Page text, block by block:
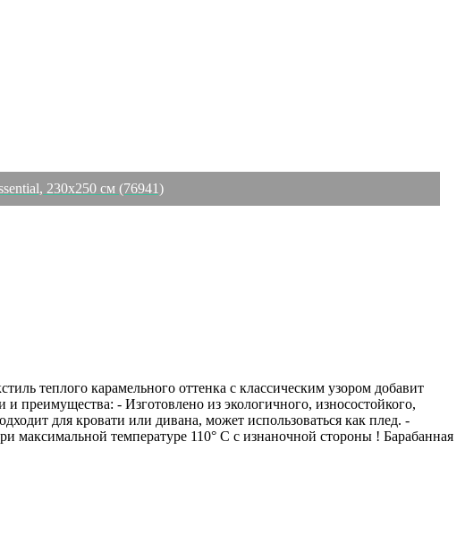
230х250 см (76941)
теплого карамельного оттенка с классическим узором добавит
- Изготовлено из экологичного, износостойкого,
для кровати или дивана, может использоваться как плед. -
максимальной температуре 110° C с изнаночной стороны ! Барабанная